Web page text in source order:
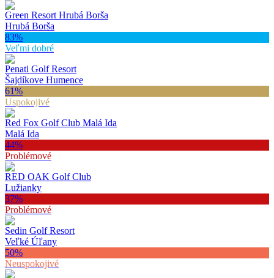
Green Resort Hrubá Borša
Hrubá Borša
83%
Veľmi dobré
Penati Golf Resort
Šajdíkove Humence
61%
Uspokojivé
Red Fox Golf Club Malá Ida
Malá Ida
44%
Problémové
RED OAK Golf Club
Lužianky
37%
Problémové
Sedin Golf Resort
Veľké Úľany
50%
Neuspokojivé